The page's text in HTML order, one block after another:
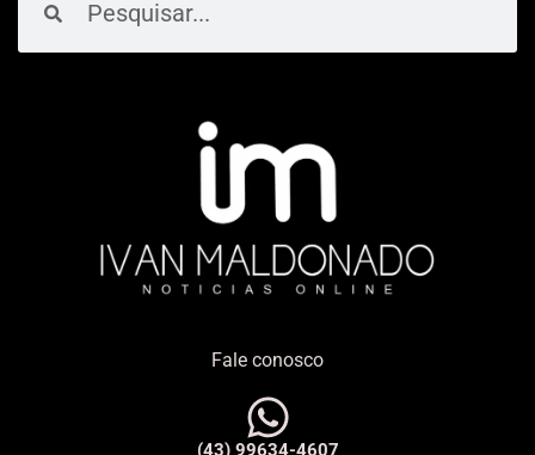
Fale conosco
(43) 99634-4607